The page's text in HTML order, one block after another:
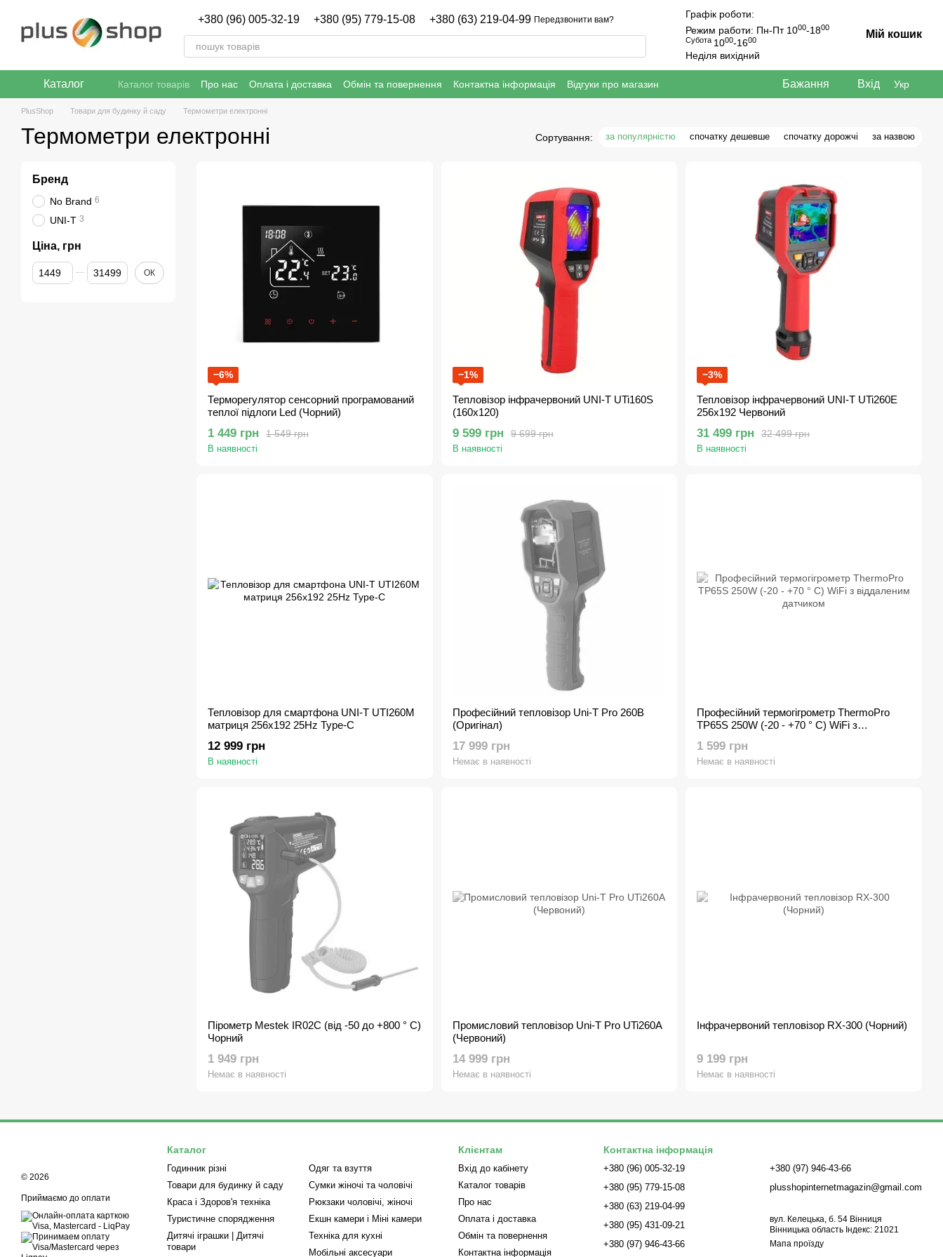
+380 (96) 005-32-19 +380 (95) 779-15-08 +380 (63) 219-04-99 Передзвонити вам?
Графік роботи:
Режим работи: Пн-Пт 1000-1800
Субота 1000-1600
Неділя вихідний
Мій кошик
Каталог Каталог товарів Про нас Оплата і доставка Обмін та повернення Контактна інформація
Відгуки про магазин
Публічна угода (ОФЕРТА)
Політика конфіденційності Гарантія
Бажання Вхід Укр
PlusShop Товари для будинку й саду Термометри електронні
Термометри електронні Сортування: за популярністю спочатку дешевше спочатку дорожчі за назвою
−6%
Терморегулятор сенсорний програмований
теплої підлоги Led (Чорний)
1 549 грн
1 449 грн
В наявності
−1%
Тепловізор інфрачервоний UNI-T UTi160S
(160х120)
9 699 грн
9 599 грн
В наявності
−3%
Тепловізор інфрачервоний UNI-T UTi260E
256х192 Червоний
32 499 грн
31 499 грн
В наявності
Тепловізор для смартфона UNI-T UTI260M
матриця 256х192 25Hz Type-C
12 999 грн
В наявності
Професійний тепловізор Uni-T Pro 260B
(Оригінал)
17 999 грн
Немає в наявності
Професійний термогігрометр ThermoPro
TP65S 250W (-20 - +70 ° C) WiFi з
1 599 грн
Немає в наявності
Пірометр Mestek IR02C (від -50 до +800 ° С)
Чорний
1 949 грн
Немає в наявності
Промисловий тепловізор Uni-T Pro UTi260A
(Червоний)
14 999 грн
Немає в наявності
Інфрачервоний тепловізор RX-300 (Чорний)
9 199 грн
Немає в наявності
Бренд
No Brand 6
UNI-T 3
Ціна, грн
Від Ціна, грн
До Ціна, грн ОК
© 2026
Приймаємо до оплати
Каталог
Годинник різні
Товари для будинку й саду
Краса і Здоров'я техніка
Туристичне спорядження
Дитячі іграшки | Дитячі
товари
Одяг та взуття
Сумки жіночі та чоловічі
Рюкзаки чоловічі, жіночі
Екшн камери і Міні камери
Техніка для кухні
Мобільні аксесуари
Клієнтам
Вхід до кабінету
Каталог товарів
Про нас
Оплата і доставка
Обмін та повернення
Контактна інформація
Контактна інформація
+380 (96) 005-32-19
+380 (95) 779-15-08
+380 (63) 219-04-99
+380 (95) 431-09-21
+380 (97) 946-43-66
+380 (97) 946-43-66
plusshopinternetmagazin@gmail.com
вул. Келецька, б. 54 Вінниця
Вінницька область Індекс: 21021
Мапа проїзду